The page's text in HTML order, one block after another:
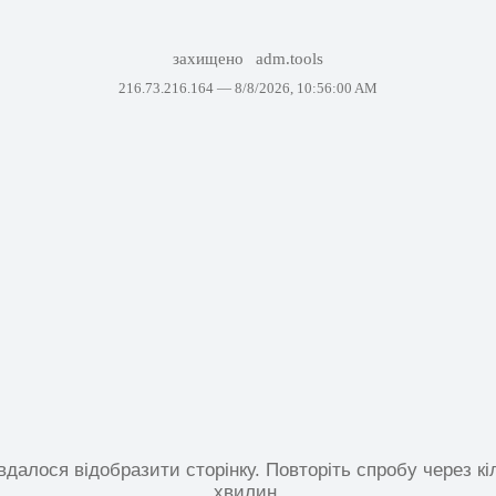
захищено adm.tools
216.73.216.164 — 8/8/2026, 10:56:00 AM
відобразити сторінку. Повторіть спробу через